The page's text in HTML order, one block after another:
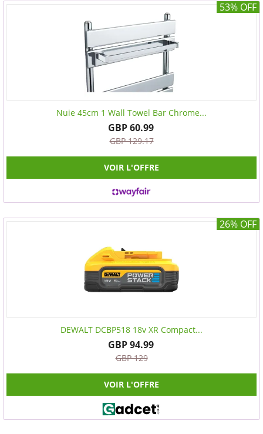
53% OFF
Nuie 45cm 1 Wall Towel Bar Chrome...
GBP 60.99
GBP 129.17
VOIR L'OFFRE
26% OFF
DEWALT DCBP518 18v XR Compact...
GBP 94.99
GBP 129
VOIR L'OFFRE